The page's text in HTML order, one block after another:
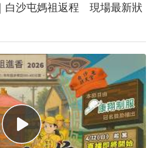
白沙屯媽祖返程 現場最新狀